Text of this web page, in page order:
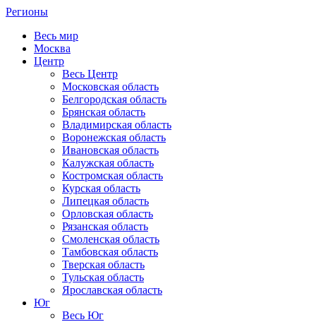
Регионы
Весь мир
Москва
Центр
Весь Центр
Московская область
Белгородская область
Брянская область
Владимирская область
Воронежская область
Ивановская область
Калужская область
Костромская область
Курская область
Липецкая область
Орловская область
Рязанская область
Смоленская область
Тамбовская область
Тверская область
Тульская область
Ярославская область
Юг
Весь Юг